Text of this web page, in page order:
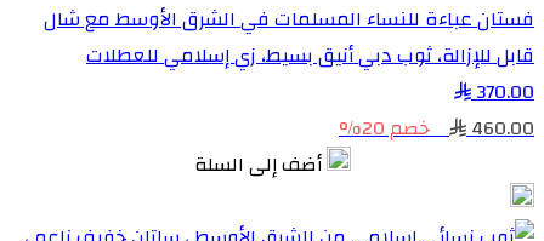
فستان عباءة للنساء المسلمات في الشرق الأوسط مع شال
قابل للإزالة، ثوب دبي أنيق بسيط، زي إسلامي للعطلات
370.00
460.00
خصم 20%
أضف إلى السلة